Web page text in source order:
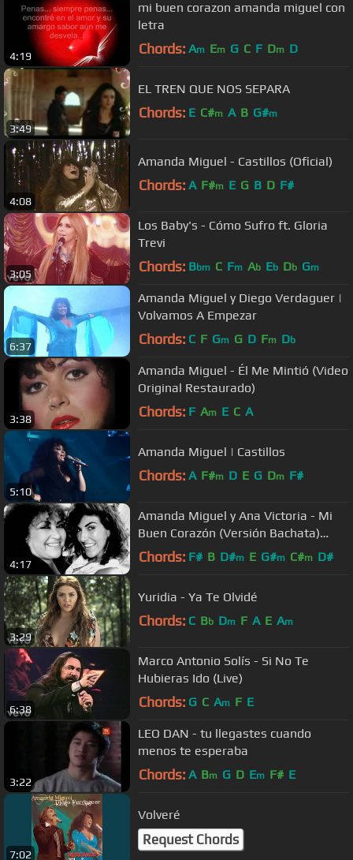
4:19
mi buen corazon amanda miguel con
letra
Chords: Am Em G C F Dm D
3:49
EL TREN QUE NOS SEPARA
Chords: E C#m A B G#m
4:08
Amanda Miguel - Castillos (Oficial)
Chords: A F#m E G B D F#
3:05
Los Baby's - Cómo Sufro ft. Gloria
Trevi
Chords: Bbm C Fm Ab Eb Db Gm
6:37
Amanda Miguel y Diego Verdaguer |
Volvamos A Empezar
Chords: C F Gm G D Fm Db
3:38
Amanda Miguel - Él Me Mintió (Video
Original Restaurado)
Chords: F Am E C A
5:10
Amanda Miguel | Castillos
Chords: A F#m D E G Dm F#
4:17
Amanda Miguel y Ana Victoria - Mi
Buen Corazón (Versión Bachata)
[Video Oficial]
Chords: F# B D#m E G#m C#m D#
3:29
Yuridia - Ya Te Olvidé
Chords: C Bb Dm F A E Am
6:38
Marco Antonio Solís - Si No Te
Hubieras Ido (Live)
Chords: G C Am F E
3:22
LEO DAN - tu llegastes cuando
menos te esperaba
Chords: A Bm G D Em F# E
7:02
Volveré
Request Chords